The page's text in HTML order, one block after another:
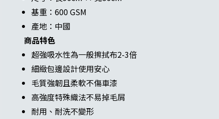
基重：600 GSM
產地：中國
商品特色
超強吸水性為一般擦拭布2-3倍
細緻包邊設計使用安心
毛質強韌且柔軟不傷車漆
高強度特殊織法不易掉毛屑
耐用、耐洗不變形